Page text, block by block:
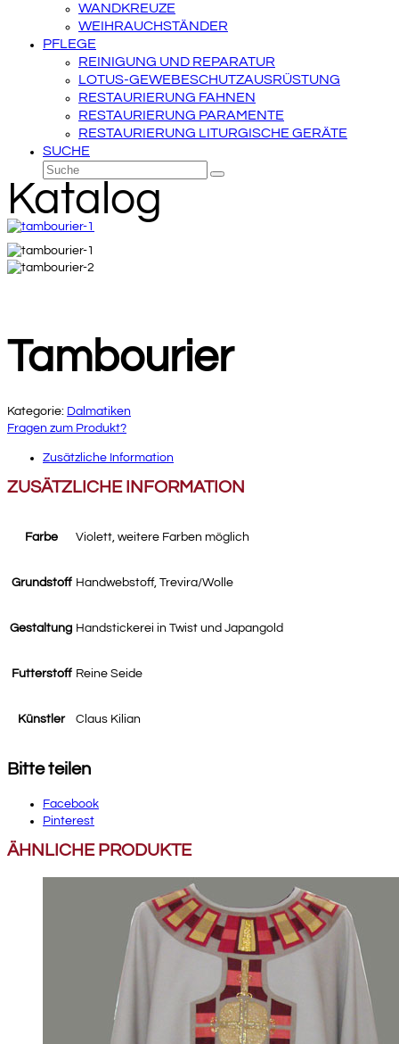
WANDKREUZE
WEIHRAUCHSTÄNDER
PFLEGE
REINIGUNG UND REPARATUR
LOTUS-GEWEBESCHUTZAUSRÜSTUNG
RESTAURIERUNG FAHNEN
RESTAURIERUNG PARAMENTE
RESTAURIERUNG LITURGISCHE GERÄTE
SUCHE
Suche
Senden
Katalog
Tambourier
Kategorie: Dalmatiken
Fragen zum Produkt?
Zusätzliche Information
ZUSÄTZLICHE INFORMATION
Farbe Violett, weitere Farben möglich
Grundstoff Handwebstoff, Trevira/Wolle
Gestaltung Handstickerei in Twist und Japangold
Futterstoff Reine Seide
Künstler Claus Kilian
Bitte teilen
Facebook
Pinterest
ÄHNLICHE PRODUKTE